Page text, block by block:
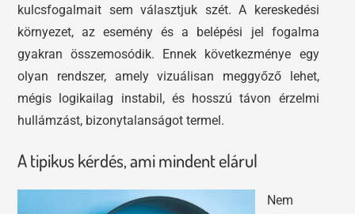
kulcsfogalmait sem választjuk szét. A kereskedési
környezet, az esemény és a belépési jel fogalma
gyakran összemosódik. Ennek következménye egy
olyan rendszer, amely vizuálisan meggyőző lehet,
mégis logikailag instabil, és hosszú távon érzelmi
hullámzást, bizonytalanságot termel.
A tipikus kérdés, ami mindent elárul
Nem